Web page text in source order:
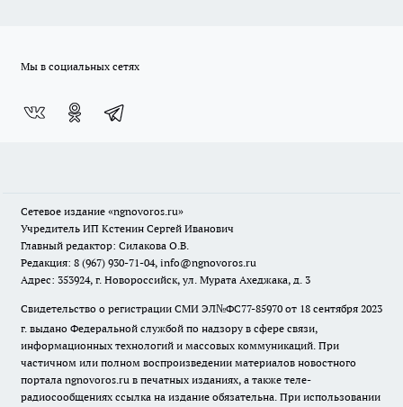
Мы в социальных сетях
Сетевое издание «ngnovoros.ru»
Учредитель ИП Кстенин Сергей Иванович
Главный редактор: Силакова О.В.
Редакция: 8 (967) 930-71-04, info@ngnovoros.ru
Адрес: 353924, г. Новороссийск, ул. Мурата Ахеджака, д. 3
Свидетельство о регистрации СМИ ЭЛ№ФС77-85970 от 18 сентября 2023
г. выдано Федеральной службой по надзору в сфере связи,
информационных технологий и массовых коммуникаций. При
частичном или полном воспроизведении материалов новостного
портала ngnovoros.ru в печатных изданиях, а также теле-
радиосообщениях ссылка на издание обязательна. При использовании